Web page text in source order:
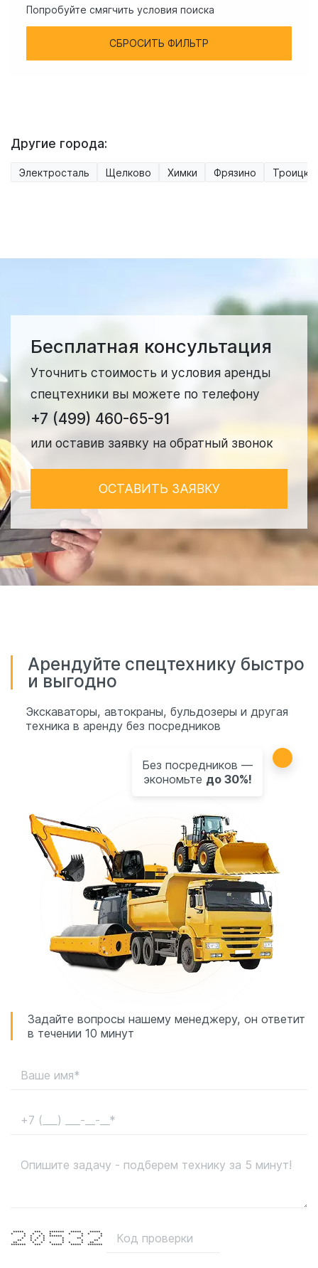
Попробуйте смягчить условия поиска
СБРОСИТЬ ФИЛЬТР
Другие города:
Электросталь Щелково Химки Фрязино Троицк
Бесплатная консультация
Уточнить стоимость и условия аренды
спецтехники вы можете по телефону
+7 (499) 460-65-91
или оставив заявку на обратный звонок
ОСТАВИТЬ ЗАЯВКУ
Арендуйте спецтехнику быстро
и выгодно
Экскаваторы, автокраны, бульдозеры и другая
техника в аренду без посредников
Без посредников —
экономьте до 30%!
Задайте вопросы нашему менеджеру, он ответит
в течении 10 минут
***** *** ******* ***** *****
* * * * * * * * *
* * * * ****** * *
* * * * * ** *
** * * * * * **
** * * * * * * **
******* *** ***** ***** *******